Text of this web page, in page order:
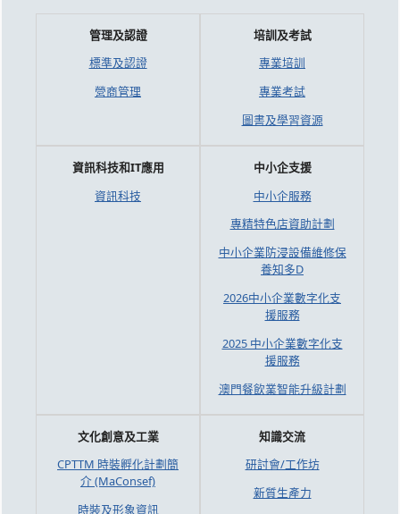
管理及認證
標準及認證
營商管理
培訓及考試
專業培訓
專業考試
圖書及學習資源
資訊科技和IT應用
資訊科技
中小企支援
中小企服務
專精特色店資助計劃
中小企業防浸設備維修保
養知多D
2026中小企業數字化支
援服務
2025 中小企業數字化支
援服務
澳門餐飲業智能升級計劃
文化創意及工業
CPTTM 時裝孵化計劃簡
介 (MaConsef)
時裝及形象資訊
知識交流
研討會/工作坊
新質生產力